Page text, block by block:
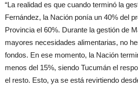
“La realidad es que cuando terminó la
Fernández, la Nación ponía un 40% del
Provincia el 60%. Durante la gestión de
mayores necesidades alimentarias, no
fondos. En ese momento, la Nación
menos del 15%, siendo Tucumán el
el resto. Esto, ya se está revirtiendo